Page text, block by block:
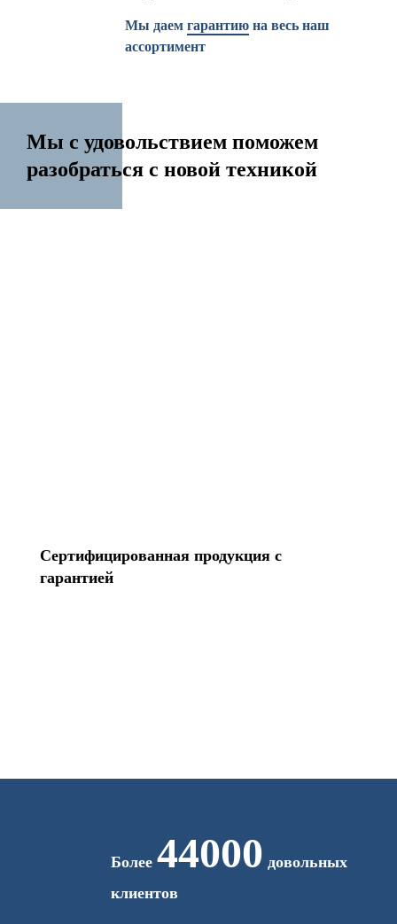
Мы даем гарантию на весь наш
ассортимент
Мы с удовольствием поможем
разобраться с новой техникой
Сертифицированная продукция с
гарантией
Более 44000 довольных
клиентов